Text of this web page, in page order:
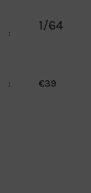
: 1/64
: €39